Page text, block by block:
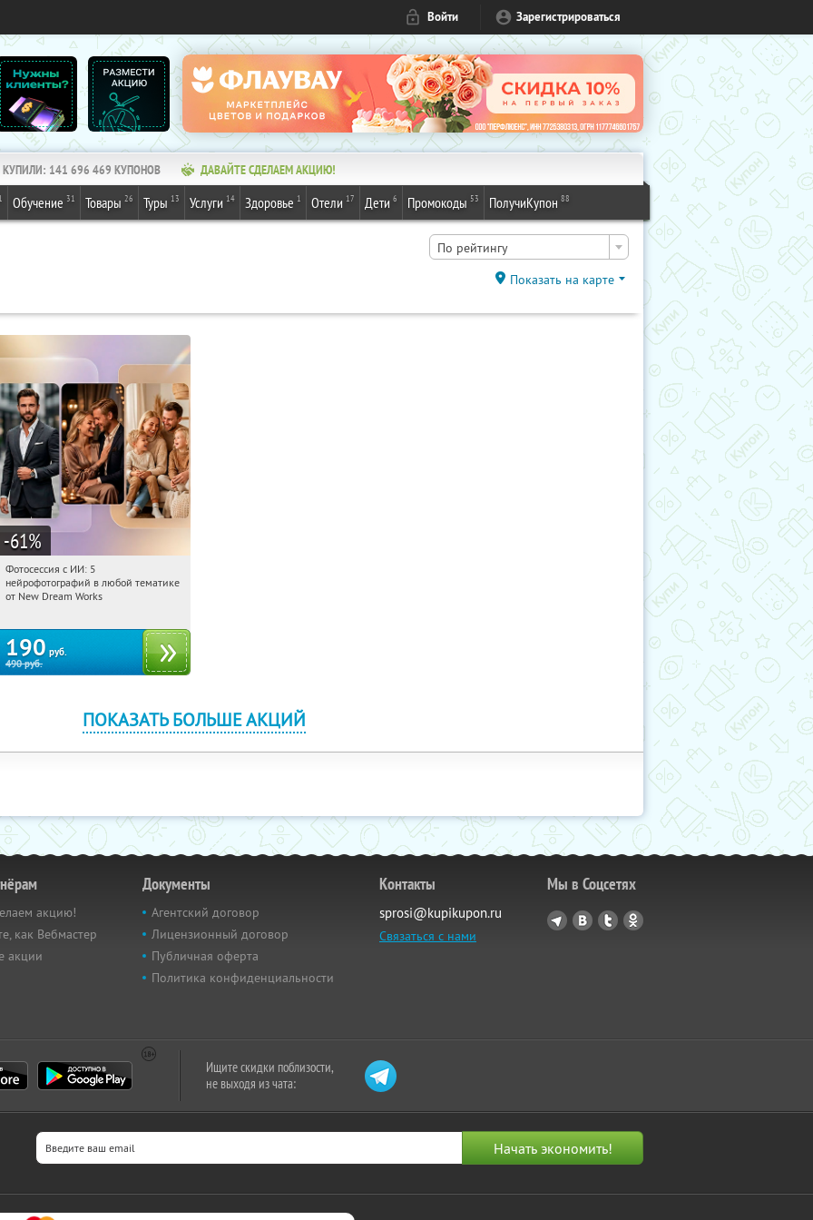
Войти Зарегистрироваться
КУПИЛИ: 141 696 469 КУПОНОВ ДАВАЙТЕ СДЕЛАЕМ АКЦИЮ!
1 Обучение 31 Товары 26 Туры 13 Услуги 14 Здоровье 1 Отели 17 Дети 6 Промокоды 53 ПолучиКупон 88
По рейтингу
Показать на карте
-61%
12:29:29
Россия
Фотосессия с ИИ: 5
нейрофотографий в любой тематике
от New Dream Works
190 руб.
490руб.
ПОКАЗАТЬ БОЛЬШЕ АКЦИЙ
акцию!
как Вебмастер
акции
Документы
Агентский договор
Лицензионный договор
Публичная оферта
Политика конфиденциальности
Контакты
sprosi@kupikupon.ru
Связаться с нами
Мы в Соцсетях
Ищите скидки поблизости,
не выходя из чата: